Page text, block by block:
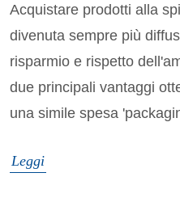
Acquistare prodotti alla
divenuta sempre più
risparmio e rispetto
due principali vantaggi
una simile spesa
Leggi